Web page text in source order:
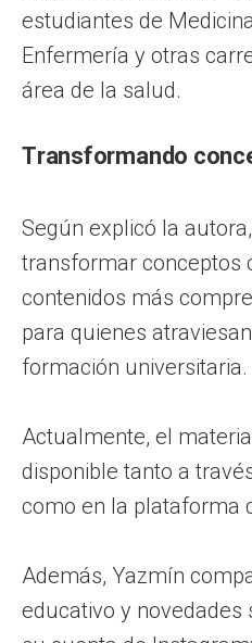
estudiantes de
Enfermería y otras
área de la salud.
Transformando
Según explicó la
transformar conceptos
contenidos más
para quienes
formación universitaria.
Actualmente, el
disponible tanto a
como en la plataforma
Además, Yazmín
educativo y novedades